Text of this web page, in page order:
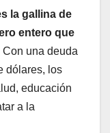
la gallina de
entero que
Con una deuda
dólares, los
educación
a la